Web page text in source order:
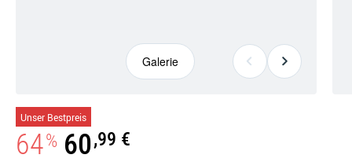
Galerie
öffnen
Galerie
64% 60,99 €
Unser Bestpreis